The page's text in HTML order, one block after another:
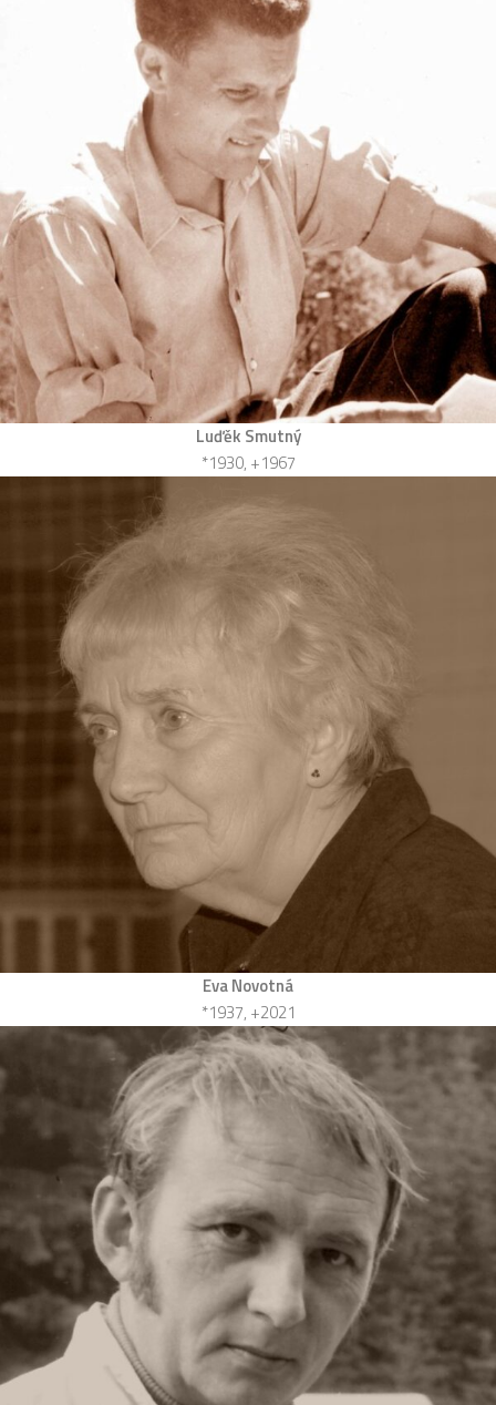
Luďěk Smutný
*1930, +1967
Eva Novotná
*1937, +2021